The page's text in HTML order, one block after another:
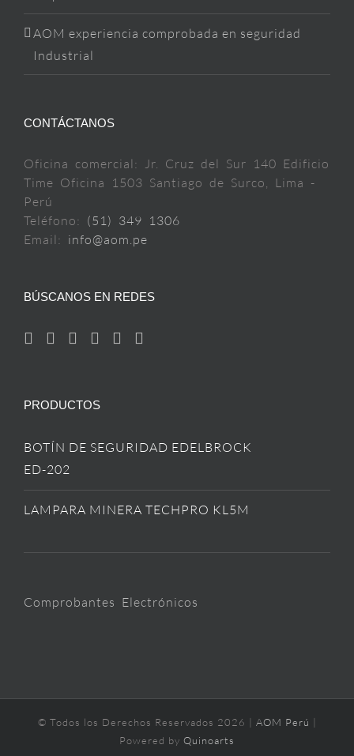
AOM experiencia comprobada en seguridad
Industrial
CONTÁCTANOS
Oficina comercial: Jr. Cruz del Sur 140 Edificio
Time Oficina 1503 Santiago de Surco, Lima -
Perú
Teléfono: (51) 349 1306
Email: info@aom.pe
BÚSCANOS EN REDES
PRODUCTOS
BOTÍN DE SEGURIDAD EDELBROCK
ED-202
LAMPARA MINERA TECHPRO KL5M
Comprobantes Electrónicos
© Todos los Derechos Reservados 2026 | AOM Perú |
Powered by Quinoarts